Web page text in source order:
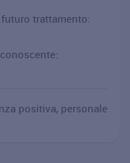
trattamento:
positiva, personale